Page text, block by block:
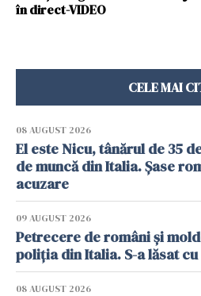
în direct-VIDEO
CELE MAI
08 AUGUST 2026
El este Nicu, tânărul de 35
de muncă din Italia. Șase
acuzare
09 AUGUST 2026
Petrecere de români și
poliția din Italia. S-a lăsat
08 AUGUST 2026